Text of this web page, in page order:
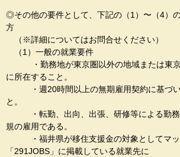
◎その他の要件として、下記の（1）〜（4）
方
（※詳細についてはお問合せください）
（1）一般の就業要件
・勤務地が東京圏以外の地域または東京
に所在すること。
・週20時間以上の無期雇用契約に基づい
と。
・転勤、出向、出張、研修等による勤務
規の雇用である。
・福井県が移住支援金の対象としてマッ
「291JOBS」に掲載している就業先に